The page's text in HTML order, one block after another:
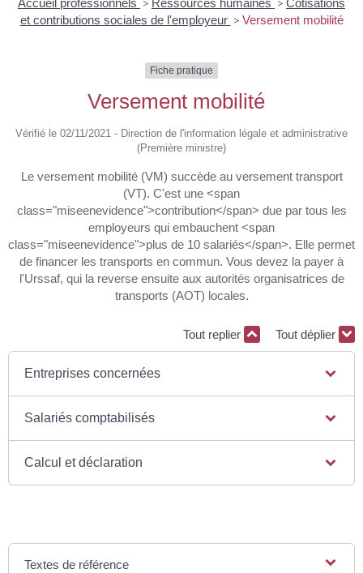
Accueil professionnels > Ressources humaines > Cotisations
et contributions sociales de l'employeur > Versement mobilité
Fiche pratique
Versement mobilité
Vérifié le 02/11/2021 - Direction de l'information légale et administrative
(Première ministre)
Le versement mobilité (VM) succède au versement transport
(VT). C'est une <span
class="miseenevidence">contribution</span> due par tous les
employeurs qui embauchent <span
class="miseenevidence">plus de 10 salariés</span>. Elle permet
de financer les transports en commun. Vous devez la payer à
l'Urssaf, qui la reverse ensuite aux autorités organisatrices de
transports (AOT) locales.
Tout replier Tout déplier
Entreprises concernées
Salariés comptabilisés
Calcul et déclaration
Textes de référence